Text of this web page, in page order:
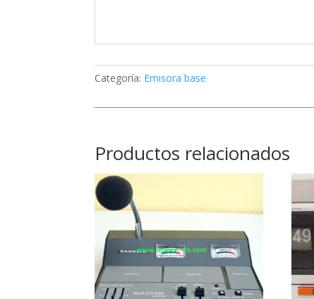
Categoría: Emisora base
Productos relacionados